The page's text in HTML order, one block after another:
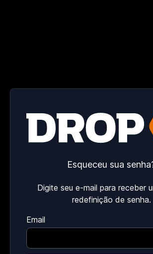
Esqueceu sua
Digite seu e-mail para receber
redefinição de senha.
Email